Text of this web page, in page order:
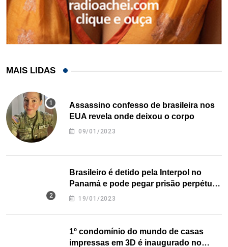
MAIS LIDAS
Assassino confesso de brasileira nos
EUA revela onde deixou o corpo
09/01/2023
Brasileiro é detido pela Interpol no
Panamá e pode pegar prisão perpétua
nos EUA
19/01/2023
1º condomínio do mundo de casas
impressas em 3D é inaugurado no